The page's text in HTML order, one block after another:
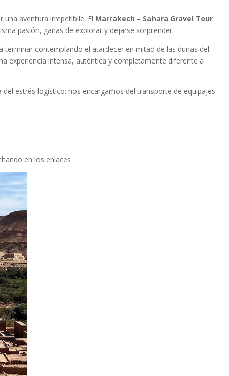
una aventura irrepetibile. El Marrakech – Sahara Gravel Tour
pasión, ganas de explorar y dejarse sorprender.
contemplando el atardecer en mitad de las dunas del
experiencia intensa, auténtica y completamente diferente a
del estrés logístico: nos encargamos del transporte de equipajes
en los enlaces